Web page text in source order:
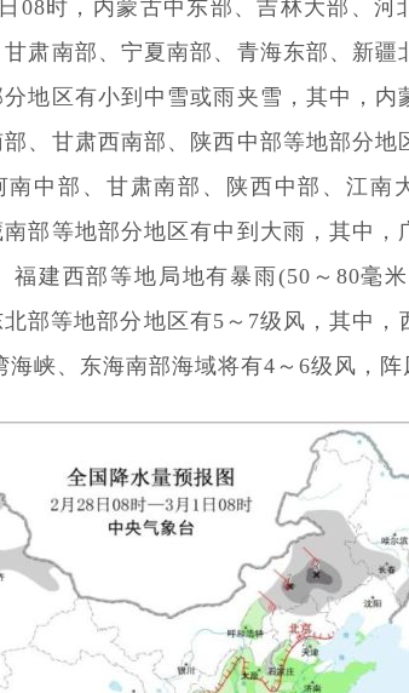
08时，内蒙古中东部、吉林大部、河
肃南部、宁夏南部、青海东部、新疆
地区有小到中雪或雨夹雪，其中，内
、甘肃西南部、陕西中部等地部分地
南中部、甘肃南部、陕西中部、江南
部等地部分地区有中到大雨，其中，
福建西部等地局地有暴雨(50～80毫
部等地部分地区有5～7级风，其中，
峡、东海南部海域将有4～6级风，阵